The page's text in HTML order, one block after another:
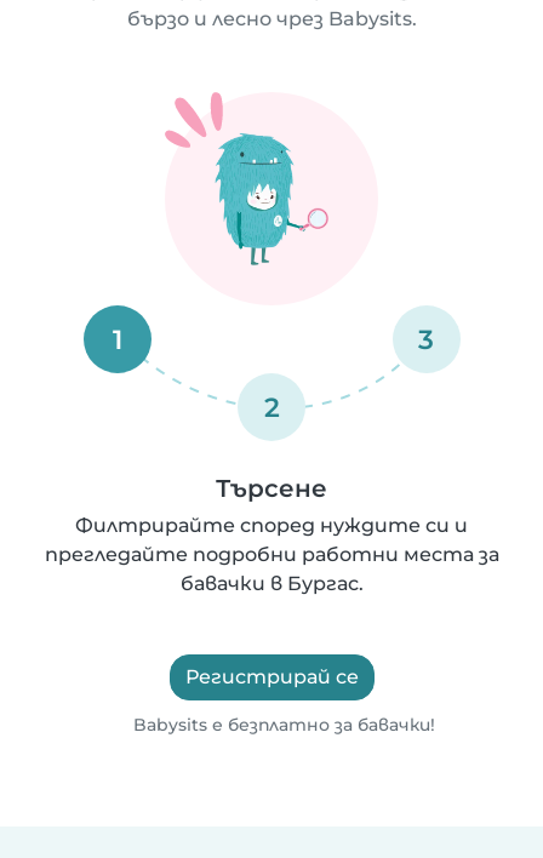
бързо и лесно чрез Babysits.
1
2
3
Търсене
Филтрирайте според нуждите си и
прегледайте подробни работни места за
бавачки в Бургас.
Регистрирай се
Babysits е безплатно за бавачки!